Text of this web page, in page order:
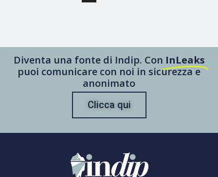
Diventa una fonte di Indip. Con InLeaks
puoi comunicare con noi in sicurezza e
anonimato
Clicca qui